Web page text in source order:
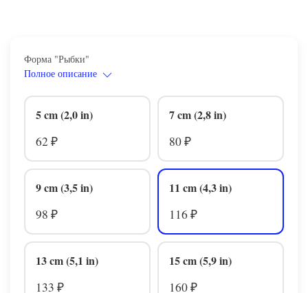
Форма "Рыбки"
Полное описание
5 cm (2,0 in)
62 ₽
7 cm (2,8 in)
80 ₽
9 cm (3,5 in)
98 ₽
11 cm (4,3 in)
116 ₽
13 cm (5,1 in)
133 ₽
15 cm (5,9 in)
160 ₽